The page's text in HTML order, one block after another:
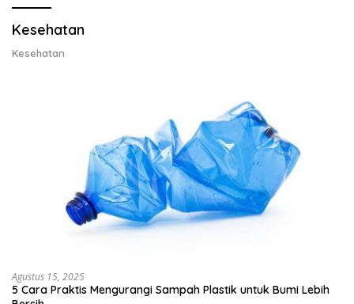
Kesehatan
Kesehatan
Agustus 15, 2025
5 Cara Praktis Mengurangi Sampah Plastik untuk Bumi Lebih